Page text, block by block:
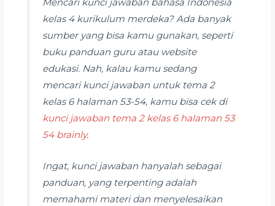
kelas 4 kurikulum merdeka? Ada banyak
sumber yang bisa kamu gunakan, seperti
buku panduan guru atau website
edukasi. Nah, kalau kamu sedang
mencari kunci jawaban untuk tema 2
kelas 6 halaman 53-54, kamu bisa cek di
kunci jawaban tema 2 kelas 6 halaman 53
54 brainly.
Ingat, kunci jawaban hanyalah sebagai
panduan, yang terpenting adalah
memahami materi dan menyelesaikan